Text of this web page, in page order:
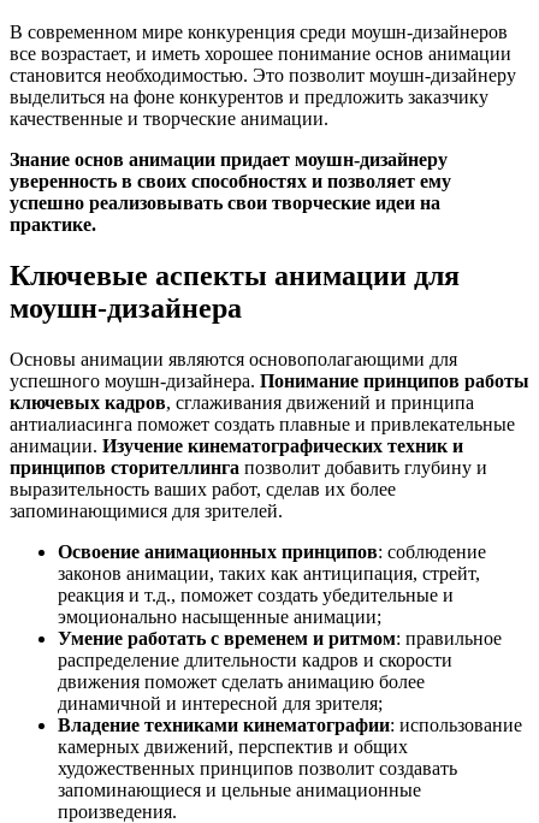
В современном мире конкуренция среди моушн-дизайнеров
все возрастает, и иметь хорошее понимание основ анимации
становится необходимостью. Это позволит моушн-дизайнеру
выделиться на фоне конкурентов и предложить заказчику
качественные и творческие анимации.
Знание основ анимации придает моушн-дизайнеру
уверенность в своих способностях и позволяет ему
успешно реализовывать свои творческие идеи на
практике.
Ключевые аспекты анимации для
моушн-дизайнера
Основы анимации являются основополагающими для
успешного моушн-дизайнера. Понимание принципов работы
ключевых кадров, сглаживания движений и принципа
антиалиасинга поможет создать плавные и привлекательные
анимации. Изучение кинематографических техник и
принципов сторителлинга позволит добавить глубину и
выразительность ваших работ, сделав их более
запоминающимися для зрителей.
Освоение анимационных принципов: соблюдение
законов анимации, таких как антиципация, стрейт,
реакция и т.д., поможет создать убедительные и
эмоционально насыщенные анимации;
Умение работать с временем и ритмом: правильное
распределение длительности кадров и скорости
движения поможет сделать анимацию более
динамичной и интересной для зрителя;
Владение техниками кинематографии: использование
камерных движений, перспектив и общих
художественных принципов позволит создавать
запоминающиеся и цельные анимационные
произведения.